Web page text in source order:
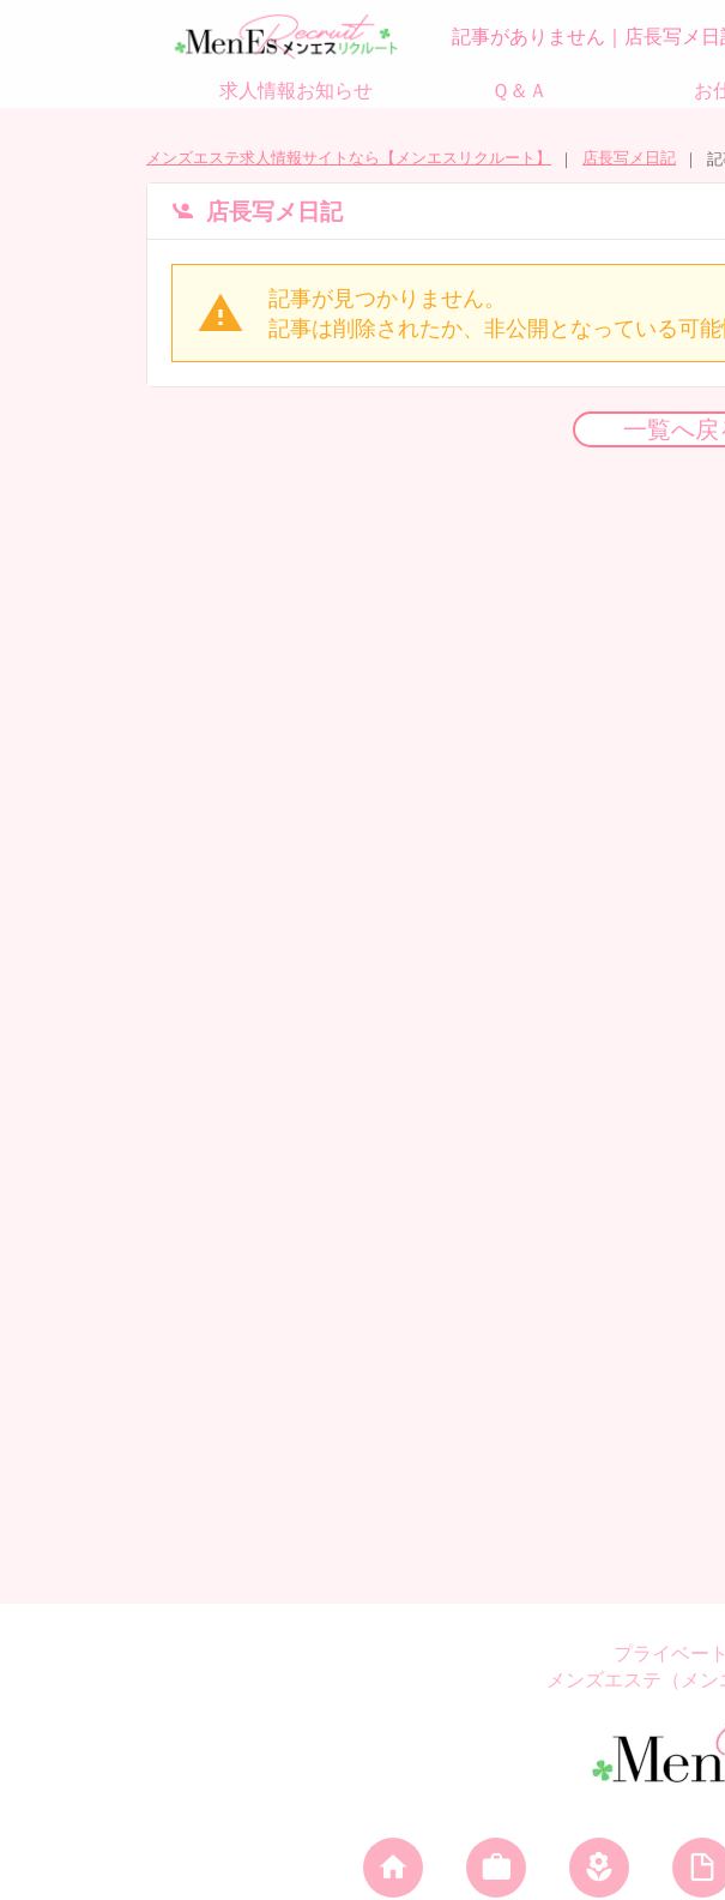
記事がありません｜店長写メ
求人情報お知らせ Ｑ＆Ａ お
メンズエステ求人情報サイトなら【メンエスリクルート】 店長写メ日記 記
店長写メ日記
記事が見つかりません。
記事は削除されたか、非公開となっている可能
一覧へ戻
プライベー
メンズエステ（メ